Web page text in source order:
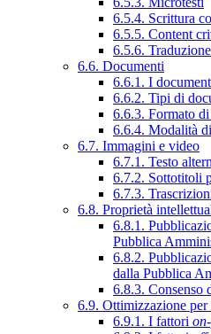
6.5.4. Scrittura
6.5.5. Content
6.5.6.
6.6. Documenti
6.6.1. I
6.6.2. Tipi di
6.6.3. Formato
6.6.4. Modalità
6.7. Immagini e video
6.7.1. Testo
6.7.2. Sottotitoli
6.7.3.
6.8. Proprietà
6.8.1.
Pubblica
6.8.2.
dalla Pubblica
6.8.3. Consenso
6.9. Ottimizzazione
6.9.1. I fattori